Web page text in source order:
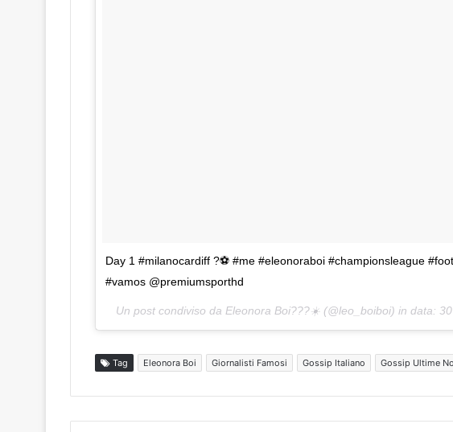
Day 1 #milanocardiff ?⚽️ #me #eleonoraboi #championsleague
#vamos @premiumsporthd
Un post condiviso da Eleonora Boi???☀️ (@leo_boiboi) in data:
Tag Eleonora Boi Giornalisti Famosi Gossip Italiano Gossip Ultime